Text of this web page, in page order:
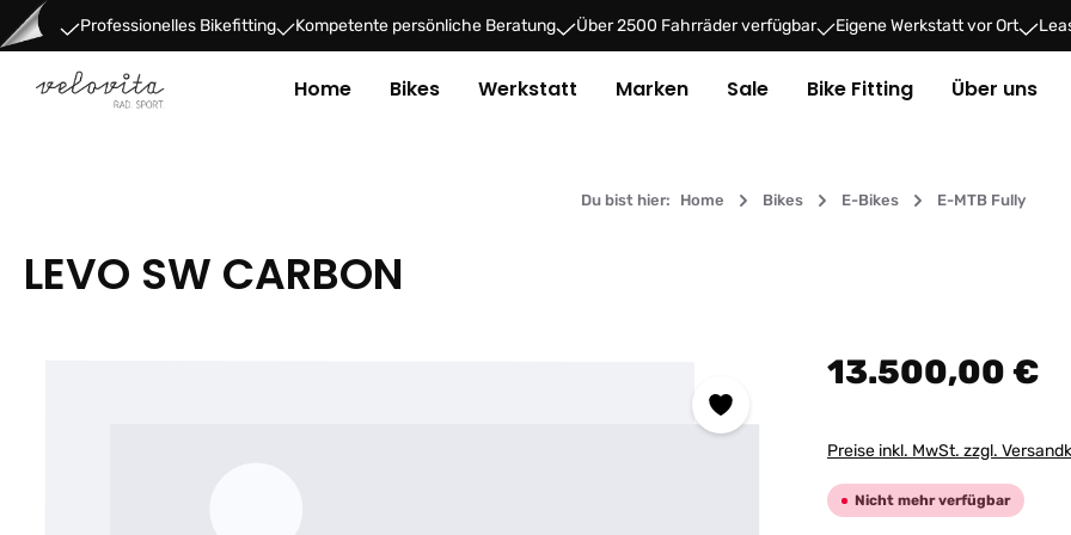
Hauptinhalt springen
Zur Hauptnavigation springen
Professionelles Bikefitting Kompetente persönliche Beratung Über 2500 Fahrräder verfügbar Eigene Werkstatt vor Ort
Home Bikes Werkstatt Marken Sale Bike Fitting Über uns
Du bist hier: Home Bikes E-Bikes E-MTB Fully
LEVO SW CARBON
Regulärer Preis:
13.500,00 €
Preise inkl. MwSt. zzgl.
Nicht mehr verfügbar